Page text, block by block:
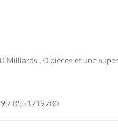
: -
Milliards , 0 pièces et une
/ 0551719700